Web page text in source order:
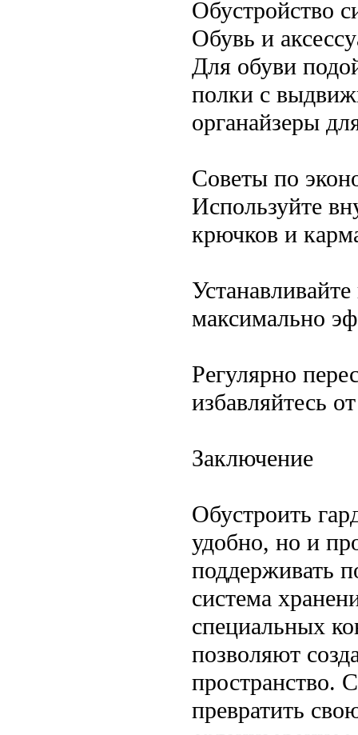
Обустройство
Обувь и
Для обуви
полки с
органайзеры
Советы по
Используйте
крючков и
максимально
Регулярно
избавляйтесь
Заключение
Обустроить
удобно, но и
поддерживать
система
специальных
позволяют
пространство.
превратить